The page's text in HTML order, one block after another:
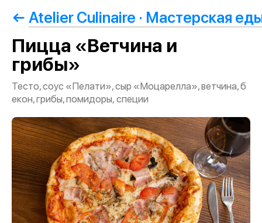
Atelier Culinaire · Мастерская
Пицца «Ветчина и
грибы»
Тесто, соус «Пелати», сыр «Моцарелла», ветчина, б
екон, грибы, помидоры, специи